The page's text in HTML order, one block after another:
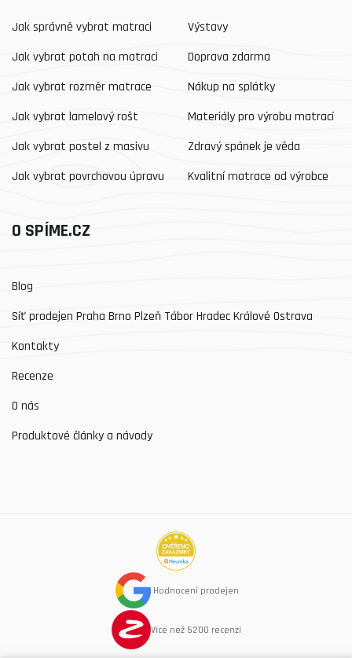
Jak správně vybrat matraci
Jak vybrat potah na matraci
Jak vybrat rozměr matrace
Jak vybrat lamelový rošt
Jak vybrat postel z masivu
Jak vybrat povrchovou úpravu
Výstavy
Doprava zdarma
Nákup na splátky
Materiály pro výrobu matrací
Zdravý spánek je věda
Kvalitní matrace od výrobce
O SPÍME.CZ
Blog
Síť prodejen Praha Brno Plzeň Tábor Hradec Králové Ostrava
Kontakty
Recenze
O nás
Produktové články a návody
Hodnocení prodejen
Více než 5200 recenzí